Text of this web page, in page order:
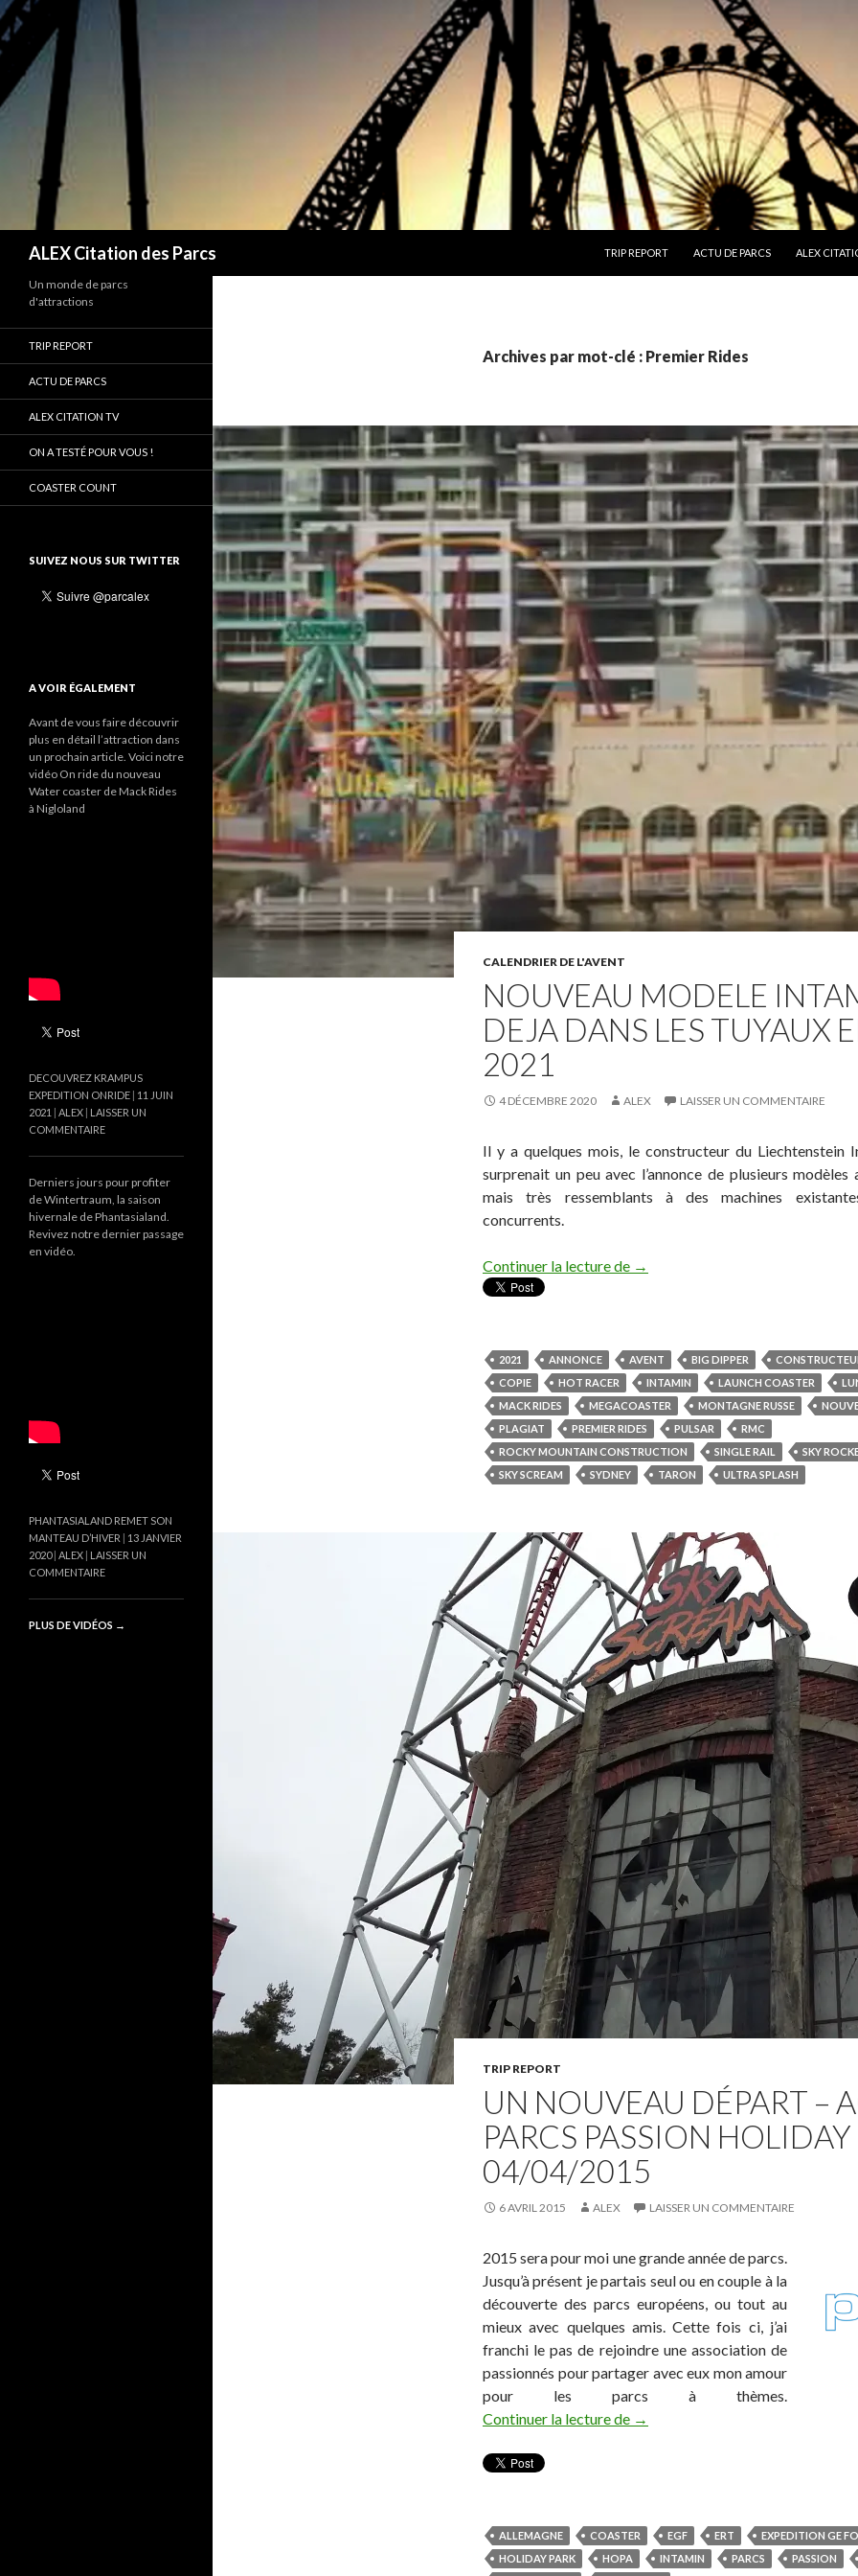
ALEX Citation des Parcs
TRIP REPORT
ACTU DE PARCS ALEX
Archives par mot-clé : Premier Rides
CALENDRIER DE L'AVENT
NOUVEAU MODELE
DEJA DANS LES TUYAUX
2021
4 DÉCEMBRE 2020 ALEX LAISSER UN COMMENTAIRE
Il y a quelques mois, le constructeur du Liechtenstein
surprenait un peu avec l’annonce de plusieurs modèles
mais très ressemblants à des machines
concurrents.
Continuer la lecture de nOUVEAU MODELE INTAMIN
→
2021 ANNONCE AVENT BIG DIPPER
COPIE
HOT RACER INTAMIN LAUNCH COASTER
MACK RIDES
MEGACOASTER MONTAGNE RUSSE
PLAGIAT
PREMIER RIDES PULSAR
RMC
ROCKY MOUNTAIN CONSTRUCTION
SINGLE RAIL
SKY
SKY SCREAM
SYDNEY TARON ULTRA SPLASH
TRIP REPORT
UN NOUVEAU DÉPART –
PARCS PASSION HOLIDAY
04/04/2015
6 AVRIL 2015 ALEX LAISSER UN COMMENTAIRE
2015 sera pour moi une grande année de parcs.
Jusqu’à présent je partais seul ou en couple à la
découverte des parcs européens, ou tout au
mieux avec quelques amis. Cette fois ci, j’ai
franchi le pas de rejoindre une association de
passionnés pour partager avec eux mon amour
pour les parcs à thèmes.
Continuer la lecture de
Un nouveau départ – AG Parcs
→
ALLEMAGNE COASTER EGF ERT
EXPEDITION GE
HOLIDAY PARK
HOPA INTAMIN PARCS PASSION
Un monde de parcs
d'attractions
TRIP REPORT
ACTU DE PARCS
ALEX CITATION TV
ON A TESTÉ POUR VOUS !
COASTER COUNT
SUIVEZ NOUS SUR TWITTER
A VOIR ÉGALEMENT
Avant de vous faire découvrir
plus en détail l’attraction dans
un prochain article. Voici notre
vidéo On ride du nouveau
Water coaster de Mack Rides
à Nigloland
DECOUVREZ KRAMPUS
EXPEDITION ONRIDE
11 JUIN
2021
ALEX
LAISSER UN
COMMENTAIRE
Derniers jours pour profiter
de Wintertraum, la saison
hivernale de Phantasialand.
Revivez notre dernier passage
en vidéo.
PHANTASIALAND REMET SON
MANTEAU D’HIVER
13 JANVIER
2020 ALEX
LAISSER UN
COMMENTAIRE
PLUS DE VIDÉOS →